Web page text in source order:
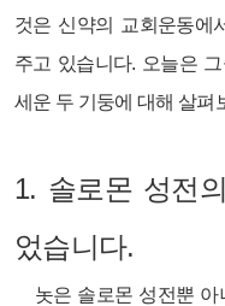
것은 신약의 교회운동에
주고 있습니다. 오늘은
세운 두 기둥에 대해 살펴
1. 솔로몬 성전
었습니다.
놋은 솔로몬 성전뿐